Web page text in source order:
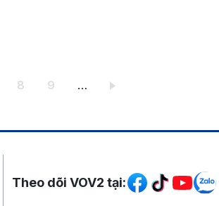
Trang
8 Trang
9 …
Mạng xã hội
Theo dõi VOV2 tại: